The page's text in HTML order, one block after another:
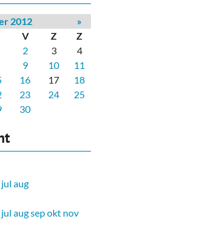
2012
»
V Z
Z
2 3
4
9 10
11
16 17
18
23 24
25
30
jul aug
jul augsepokt nov